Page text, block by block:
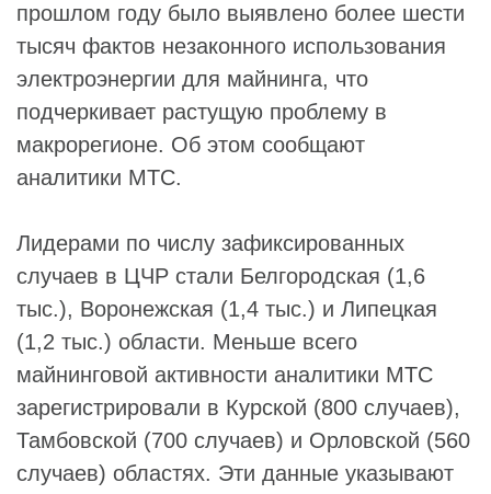
прошлом году было выявлено более шести
тысяч фактов незаконного использования
электроэнергии для майнинга, что
подчеркивает растущую проблему в
макрорегионе. Об этом сообщают
аналитики МТС.
Лидерами по числу зафиксированных
случаев в ЦЧР стали Белгородская (1,6
тыс.), Воронежская (1,4 тыс.) и Липецкая
(1,2 тыс.) области. Меньше всего
майнинговой активности аналитики МТС
зарегистрировали в Курской (800 случаев),
Тамбовской (700 случаев) и Орловской (560
случаев) областях. Эти данные указывают